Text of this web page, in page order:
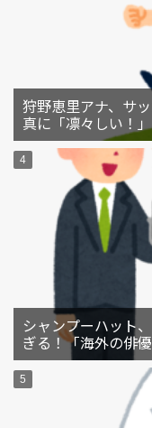
狩野恵里アナ、サ
真に「凛々しい！
シャンプーハット
ぎる！「海外の俳